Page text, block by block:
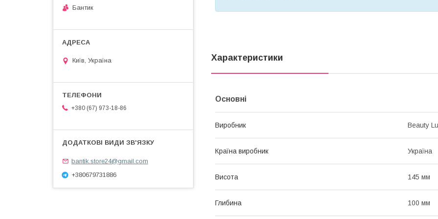
Характеристики
Основні
Виробник Beauty
Країна виробник Україна
Висота 145 мм
Глибина 100 мм
Бантик
Київ, Україна
+380 (67) 973-18-86
bantik.store24@gmail.com
+380679731886